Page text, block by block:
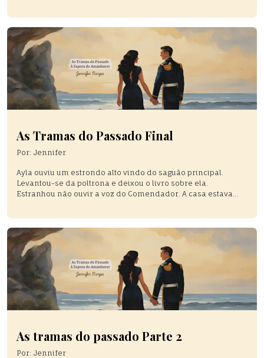
Abracei a minha […]
As Tramas do Passado Final
Por: Jennifer
Ayla ouviu um estrondo alto vindo do saguão principal.
Levantou-se da poltrona e deixou o livro sobre ela.
Estranhou não ouvir a voz do Comendador. A casa estava
senhor? — Ela olhou ao redor enquanto […]
As tramas do passado Parte 2
Por: Jennifer